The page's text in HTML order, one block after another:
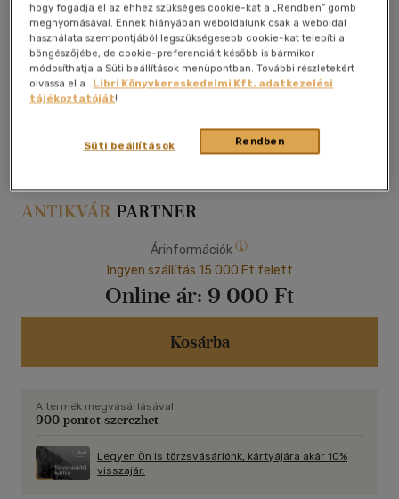
Kívánságlistához adom
Árinformációk
Ingyen szállítás 15 000 Ft felett
Online ár: 9 000 Ft
Kosárba
A termék megvásárlásával
900 pontot szerezhet
Legyen Ön is törzsvásárlónk, kártyájára akár 10%
visszajár.
hogy fogadja el az ehhez szükséges cookie-kat a „Rendben” gomb
megnyomásával. Ennek hiányában weboldalunk csak a weboldal
használata szempontjából legszükségesebb cookie-kat telepíti a
böngészőjébe, de cookie-preferenciáit később is bármikor
módosíthatja a Süti beállítások menüpontban. További részletekért
olvassa el a
Libri Könyvkereskedelmi Kft. adatkezelési
tájékoztatóját!
Rendben
Süti beállítások